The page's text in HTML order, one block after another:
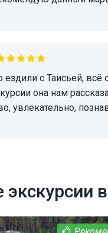
она нам
увлекательно,